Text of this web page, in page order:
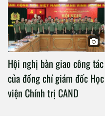
Chính trị Công an nhân dân
Hội nghị bàn giao công tác
của đồng chí giám đốc Học
viện Chính trị CAND